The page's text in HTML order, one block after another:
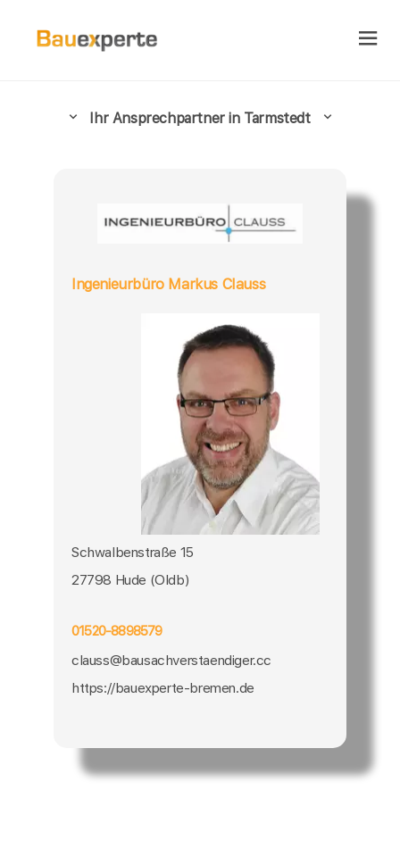
Ihr Ansprechpartner in Tarmstedt
Ingenieurbüro Markus Clauss
Schwalbenstraße 15
27798 Hude (Oldb)
01520-8898579
clauss@bausachverstaendiger.cc
https://bauexperte-bremen.de